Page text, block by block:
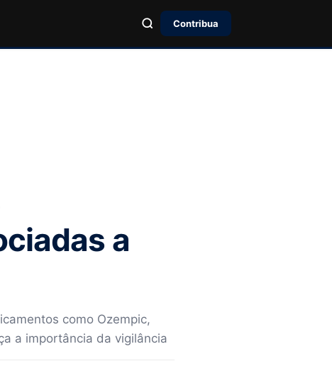
Contribua
a
como Ozempic,
a importância da vigilância